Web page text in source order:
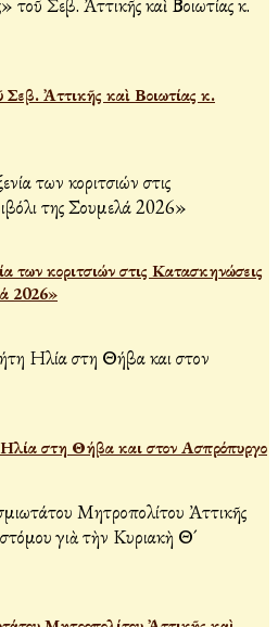
Σεβ. Ἀττικῆς καὶ Βοιωτίας κ.
των κοριτσιών στις Κατασκηνώσεις
2026»
στη Θήβα και στον Ασπρόπυργο